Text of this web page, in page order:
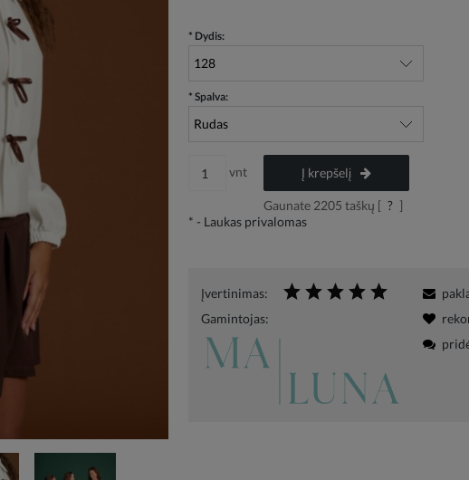
* Dydis:
* Spalva:
vnt Į krepšelį
Gaunate 2205 taškų [ ? ]
* - Laukas privalomas
Įvertinimas:
Gamintojas: